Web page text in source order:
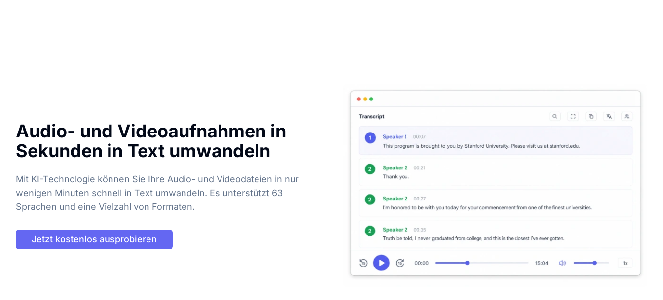
Audio- und Videoaufnahmen in
Sekunden in Text umwandeln
Mit KI-Technologie können Sie Ihre Audio- und Videodateien in nur
wenigen Minuten schnell in Text umwandeln. Es unterstützt 63
Sprachen und eine Vielzahl von Formaten.
Jetzt kostenlos ausprobieren